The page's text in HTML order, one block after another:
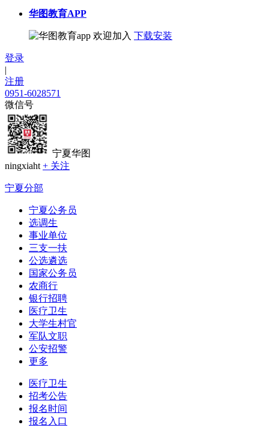
华图教育APP
欢迎加入 下载安装
登录
|
注册
0951-6028571
微信号
宁夏华图
ningxiaht + 关注
宁夏分部
宁夏公务员
选调生
事业单位
三支一扶
公选遴选
国家公务员
农商行
银行招聘
医疗卫生
大学生村官
军队文职
公安招警
更多
医疗卫生
招考公告
报名时间
报名入口